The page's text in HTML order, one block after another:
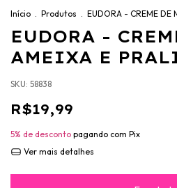
Início . Produtos . EUDORA - CREME DE
EUDORA -
AMEIXA E
SKU: 58838
R$19,99
5% de desconto pagando com Pix
Ver mais detalhes